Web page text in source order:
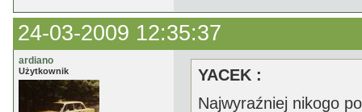
24-03-2009 12:35:37
ardiano
Użytkownik
YACEK :
Najwyraźniej nikogo